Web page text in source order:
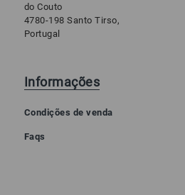
do Couto
4780-198 Santo Tirso,
Portugal
Informações
Condições de venda
Faqs